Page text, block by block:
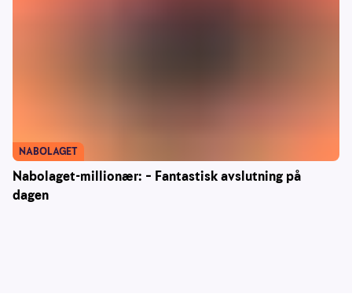
Nabolaget-millionær: – Fantastisk avslutning på
dagen
NABOLAGET